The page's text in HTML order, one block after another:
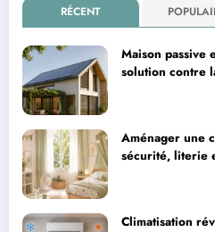
RÉCENT
Maison passive
solution contre
Aménager une
sécurité, literie
Climatisation